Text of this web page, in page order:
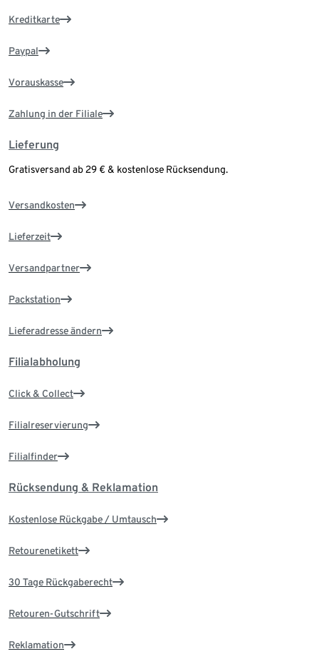
Kreditkarte
Paypal
Vorauskasse
Zahlung in der Filiale
Lieferung
Gratisversand ab 29 € & kostenlose Rücksendung.
Versandkosten
Lieferzeit
Versandpartner
Packstation
Lieferadresse ändern
Filialabholung
Click & Collect
Filialreservierung
Filialfinder
Rücksendung & Reklamation
Kostenlose Rückgabe / Umtausch
Retourenetikett
30 Tage Rückgaberecht
Retouren-Gutschrift
Reklamation